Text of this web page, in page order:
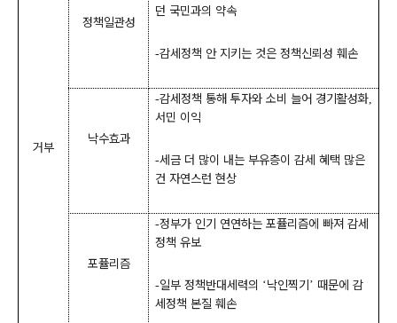
거부
정책일관성
던 국민과의 약속
-감세정책 안 지키는 것은 정책신뢰성 훼손
낙수효과
-감세정책 통해 투자와 소비 늘어 경기활성화,
서민 이익
-세금 더 많이 내는 부유층이 감세 혜택 많은
건 자연스런 현상
포퓰리즘
-정부가 인기 연연하는 포퓰리즘에 빠져 감세
정책 유보
-일부 정책반대세력의 ‘낙인찍기 ’ 때문에 감
세정책 본질 훼손